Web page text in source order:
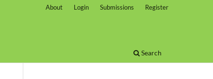
Search
About Login Submissions Register